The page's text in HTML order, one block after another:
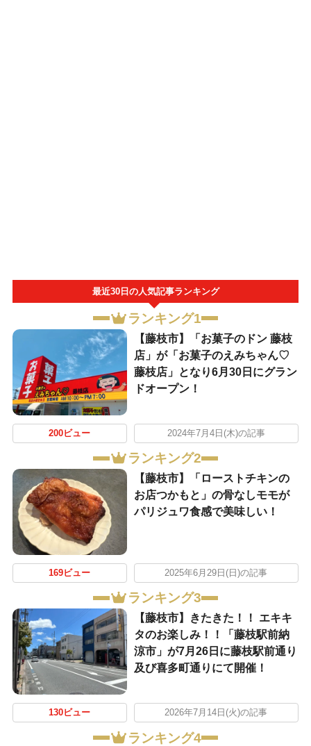
最近30日の人気記事ランキング
ランキング1
【藤枝市】「お菓子のドン 藤枝
店」が「お菓子のえみちゃん♡
藤枝店」となり6月30日にグラン
ドオープン！
200ビュー 2024年7月4日(木)の記事
ランキング2
【藤枝市】「ローストチキンの
お店つかもと」の骨なしモモが
パリジュワ食感で美味しい！
169ビュー 2025年6月29日(日)の記事
ランキング3
【藤枝市】きたきた！！ エキキ
タのお楽しみ！！「藤枝駅前納
涼市」が7月26日に藤枝駅前通り
及び喜多町通りにて開催！
130ビュー 2026年7月14日(火)の記事
ランキング4